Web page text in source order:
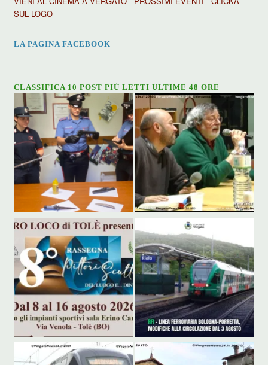
SUL LOGO
LA PAGINA FACEBOOK
CLASSIFICA 10 POST PIÙ LETTI ULTIME 48 ORE